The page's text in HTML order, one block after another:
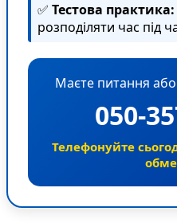
✅ Тестова практика:
розподіляти час під
Маєте питання
050-
Телефонуйте